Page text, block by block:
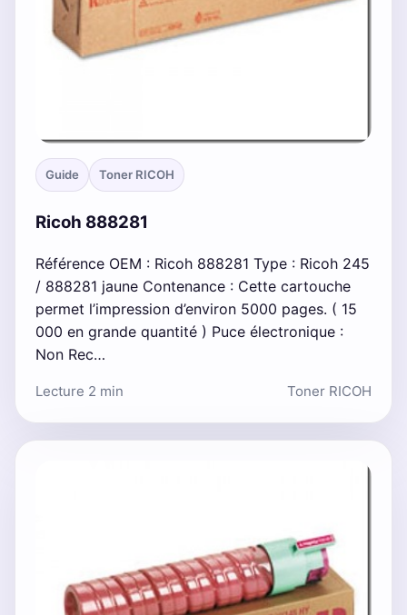
Guide Toner RICOH
Ricoh 888281
Référence OEM : Ricoh 888281 Type : Ricoh 245
/ 888281 jaune Contenance : Cette cartouche
permet l’impression d’environ 5000 pages. ( 15
000 en grande quantité ) Puce électronique :
Non Rec…
Lecture 2 min Toner RICOH